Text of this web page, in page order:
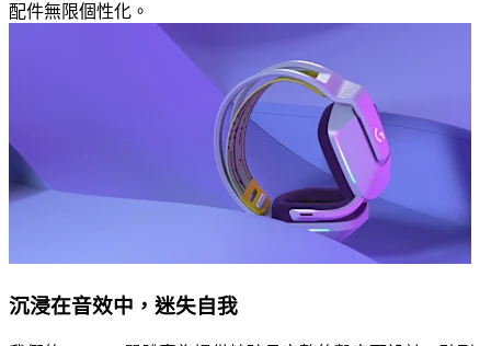
配件無限個性化。
沉浸在音效中，迷失自我